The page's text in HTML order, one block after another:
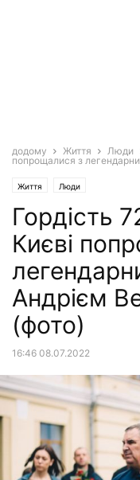
додому Життя Люди
попрощалися з
Життя Люди
Гордість
Києві
Андрієм
(фото)
16:46 08.07.2022